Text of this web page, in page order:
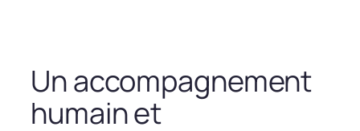
Un accompagnement
humain et